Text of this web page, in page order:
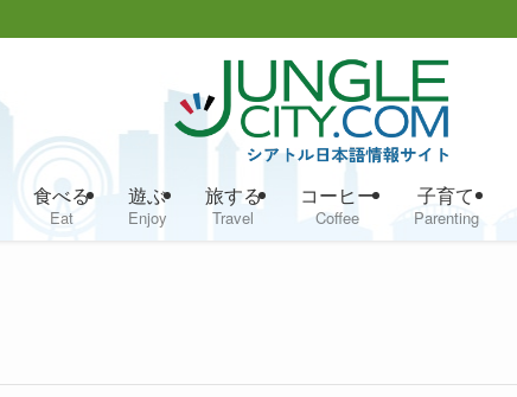
食べる
Eat
遊ぶ
Enjoy
旅する
Travel
コーヒー
Coffee
子育て
Parenting